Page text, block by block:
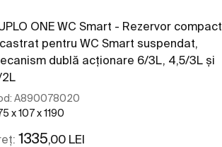
ONE WC Smart - Rezervor compact
pentru WC Smart suspendat,
dublă acționare 6/3L, 4,5/3L și
A890078020
x 107 x 1190
1335 ,00 LEI